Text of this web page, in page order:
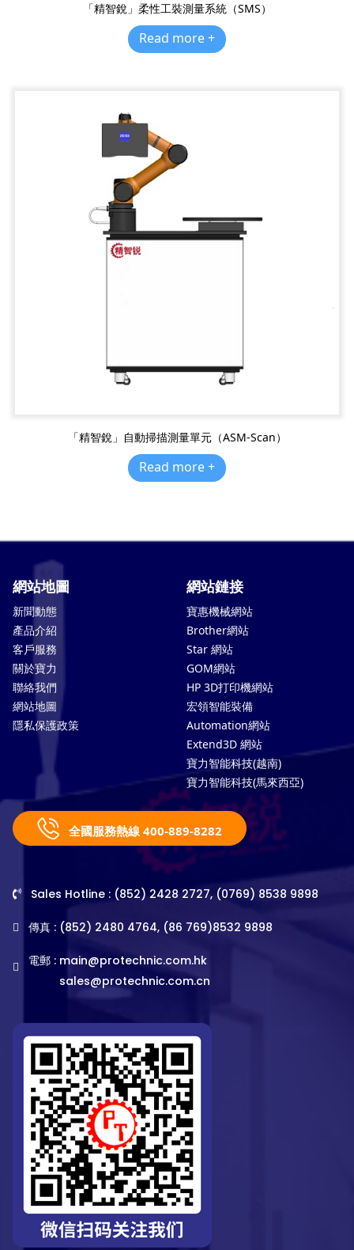
「精智銳」柔性工裝測量系統（SMS）
Read more +
「精智銳」自動掃描測量單元（ASM-Scan）
Read more +
網站地圖
新聞動態
產品介紹
客戶服務
關於寶力
聯絡我們
網站地圖
隱私保護政策
網站鏈接
寶惠機械網站
Brother網站
Star 網站
GOM網站
HP 3D打印機網站
宏領智能裝備
Automation網站
Extend3D 網站
寶力智能科技(越南)
寶力智能科技(馬來西亞)
全國服務熱線 400-889-8282
Sales Hotline : (852) 2428 2727, (0769) 8538 9898
傳真 : (852) 2480 4764, (86 769)8532 9898
電郵 : main@protechnic.com.hk
sales@protechnic.com.cn